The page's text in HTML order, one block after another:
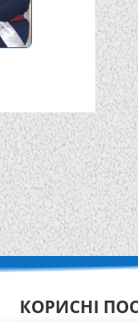
КОРИСНІ